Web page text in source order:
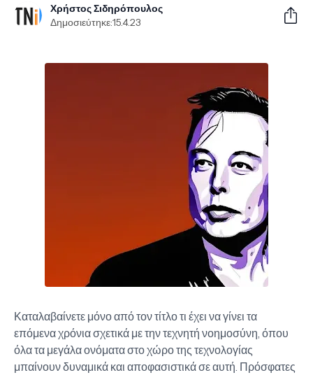
Χρήστος Σιδηρόπουλος
Δημοσιεύτηκε:15.4.23
Καταλαβαίνετε μόνο από τον τίτλο τι έχει να γίνει τα
επόμενα χρόνια σχετικά με την τεχνητή νοημοσύνη, όπου
όλα τα μεγάλα ονόματα στο χώρο της τεχνολογίας
μπαίνουν δυναμικά και αποφασιστικά σε αυτή. Πρόσφατες